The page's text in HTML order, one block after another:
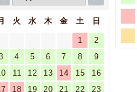
火 水 木 金 土 日
1
2
4 5 6 7 8
9
11 12 13 14 15
16
18 19 20 21 22 23